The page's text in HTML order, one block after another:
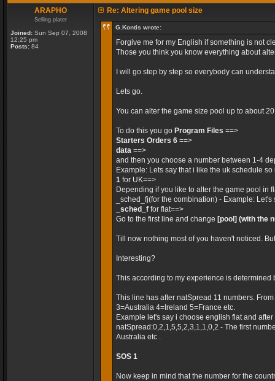
ARAPHO
Selling plater
Joined: Sun Sep 07, 2008
12:25 pm
Posts: 84
Re: Altering game pool size
G.Kontis wrote:
Forgive me for my English if something is not
Those you think you know everything about
I will go step by step so everybody can
Lets go.
You can alter the game size pool up to about
To do this you go Program Files ==>
Starters Orders 6 ==>
data ==>
and then you choose a number between 1-4
Example: Lets say that i like the uk schedule so
1 for UK==>
Depending if you like to alter the game pool in
_sched_fj(for the combination) - Example:
_sched_f for flat==>
Go to the first line and change [pool] (with the
Till now nothing most of you haven't noticed.
Interesting?
This according to my experience is
This line has after natSpread 11 numbers.
3=Australia 4=Ireland 5=France etc.
Example let's say i choose english flat and
natSpread:0,2,1,5,5,2,3,1,1,0,2 - The first
Australia etc .
SOS 1
Now keep in mind that the number for the